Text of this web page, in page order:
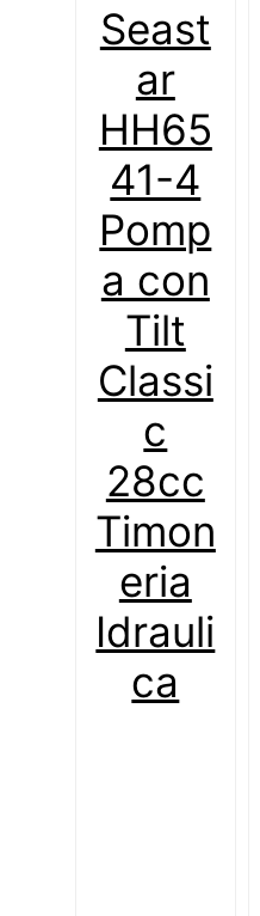
Seast
ar
HH65
41-4
Pomp
a con
Tilt
Classi
c
28cc
Timon
eria
Idrauli
ca
originale
era:
1.289,00 €.
attuale
è: